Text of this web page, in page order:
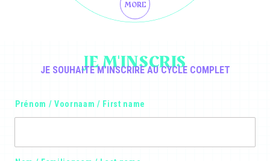
MORE
JE M'INSCRIS
JE SOUHAITE M’INSCRIRE AU CYCLE COMPLET
o
m
N
a
Prénom / Voornaam / First name